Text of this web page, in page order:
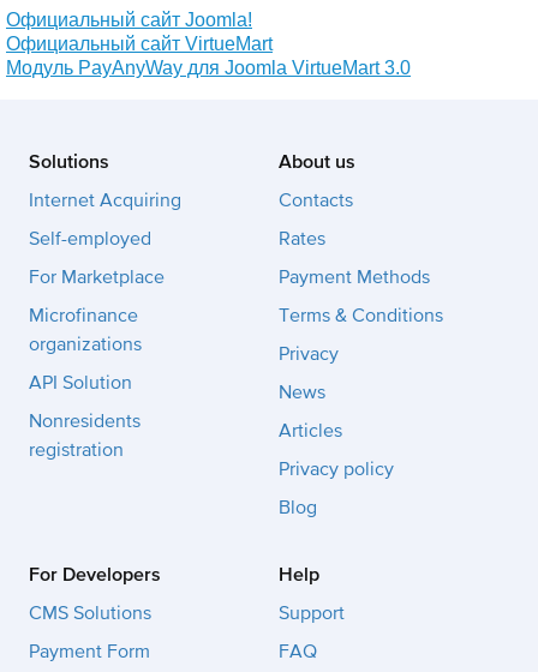
Официальный сайт Joomla!
Официальный сайт VirtueMart
Модуль PayAnyWay для Joomla VirtueMart 3.0
Solutions
Internet Acquiring
Self-employed
For Marketplace
Microfinance
organizations
API Solution
Nonresidents
registration
About us
Contacts
Rates
Payment Methods
Terms & Conditions
Privacy
News
Articles
Privacy policy
Blog
For Developers
CMS Solutions
Payment Form
Help
Support
FAQ